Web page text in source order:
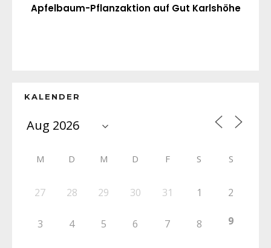
Apfelbaum-Pflanzaktion auf Gut Karlshöhe
KALENDER
M D M D F S S
27 28 29 30 31 1 2
3 4 5 6 7 8 9